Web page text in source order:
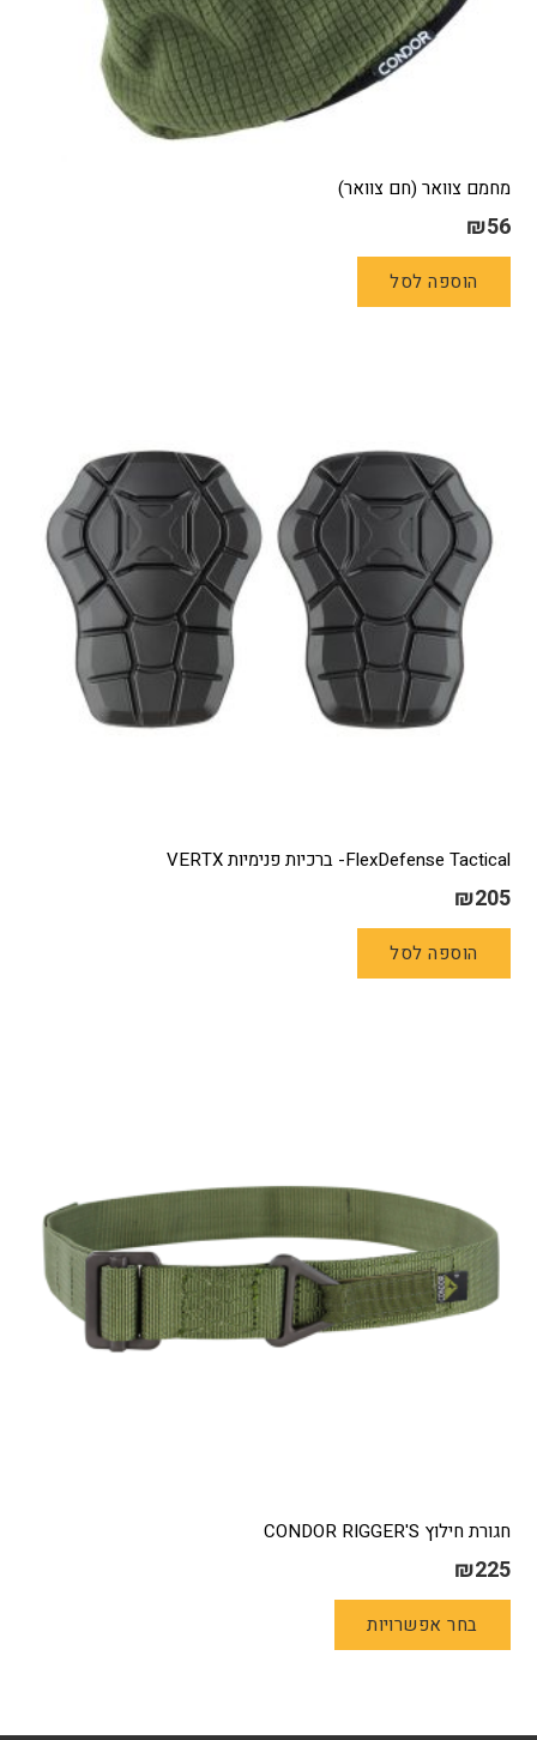
מחמם צוואר (חם צוואר)
₪56
הוספה לסל
FlexDefense Tactical- ברכיות פנימיות VERTX
₪205
הוספה לסל
חגורת חילוץ CONDOR RIGGER'S
₪225
בחר אפשרויות